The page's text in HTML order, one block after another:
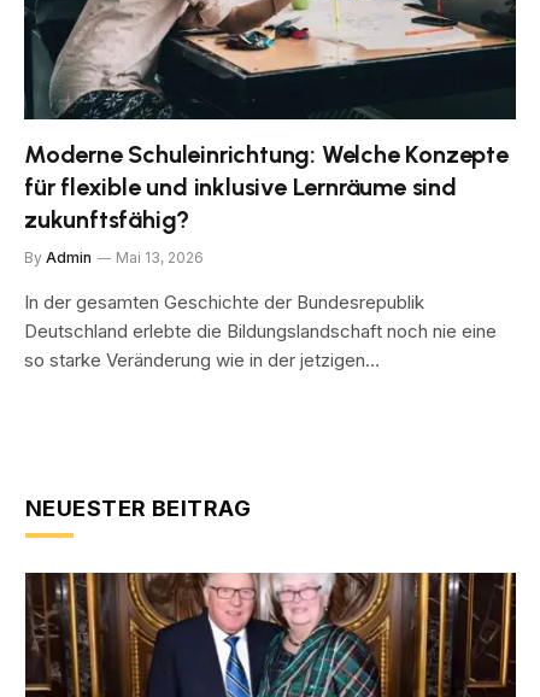
Moderne Schuleinrichtung: Welche Konzepte
für flexible und inklusive Lernräume sind
zukunftsfähig?
By Admin Mai 13, 2026
In der gesamten Geschichte der Bundesrepublik
Deutschland erlebte die Bildungslandschaft noch nie eine
so starke Veränderung wie in der jetzigen…
NEUESTER BEITRAG